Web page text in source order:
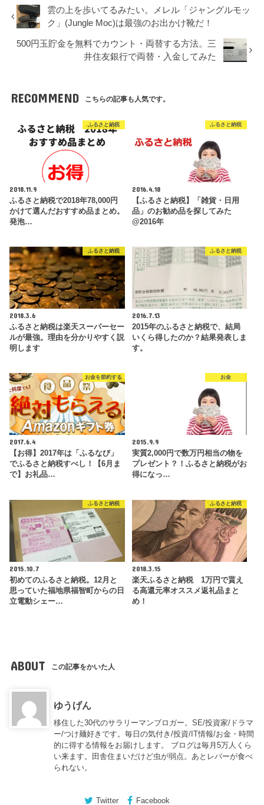
雲の上を歩いてるみたい。メレル「ジャングルモッ
ク」(Jungle Moc)は最強のお出かけ靴だ！
500円玉貯金を無料でカウント・両替する方法。三
井住友銀行で両替・入金してみた
RECOMMEND こちらの記事も人気です。
ふるさと納税
2018.11.9
ふるさと納税で2018年78,000円
かけて選んだおすすめ品まとめ。
発泡…
ふるさと納税
2016.4.18
【ふるさと納税】「雑貨・日用
品」のお勧め品を探してみた
@2016年
ふるさと納税
2018.3.6
ふるさと納税は楽天スーパーセー
ルが最強。理由を分かりやすく説
明します
ふるさと納税
2016.7.13
2015年のふるさと納税で、結局
いくら得したのか？結果発表しま
す。
お金を節約する
2017.6.4
【お得】2017年は「ふるなび」
でふるさと納税すべし！【6月ま
で】お礼品…
お金
2015.9.9
実質2,000円で数万円相当の物を
プレゼント？！ふるさと納税がお
得になっ…
ふるさと納税
2015.10.7
初めてのふるさと納税。12月と
思っていた福地県福智町からの日
立電動シェー…
ふるさと納税
2018.3.15
楽天ふるさと納税 1万円で貰え
る高還元率オススメ返礼品まと
め！
ABOUT この記事をかいた人
ゆうげん
移住した30代のサラリーマンブロガー。SE/投資家/ドラマ
ー/つけ麺好きです。毎日の気付き/投資/IT情報/お金・時間
的に得する情報をお届けします。 ブログは毎月5万人くら
い来ます。田舎住まいだけど虫が弱点。あとレバーが食べ
られない。
Twitter Facebook